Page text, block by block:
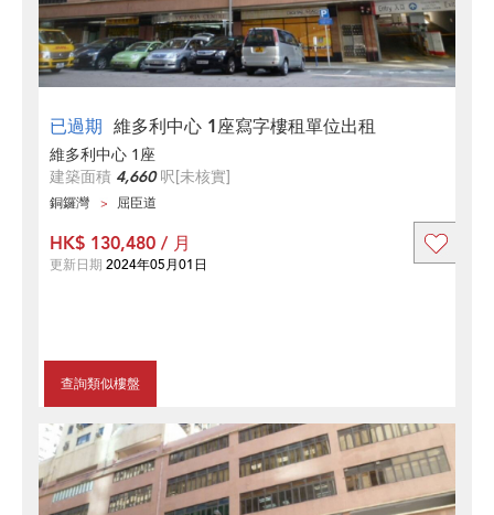
已過期 維多利中心 1座寫字樓租單位出租
維多利中心 1座
建築面積 4,660呎[未核實]
銅鑼灣 屈臣道
查詢類似樓盤
HK$ 130,480 / 月
更新日期 2024年05月01日